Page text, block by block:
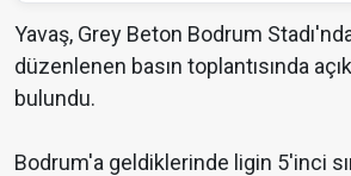
Yavaş, Grey Beton Bodrum
düzenlenen basın toplantısında
bulundu.
Bodrum'a geldiklerinde ligin 5'inci